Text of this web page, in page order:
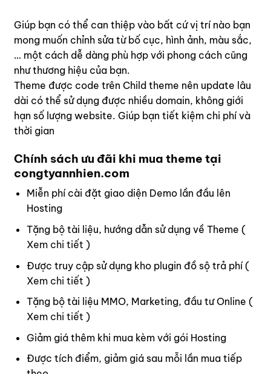
Giúp bạn có thể can thiệp vào bất cứ vị trí nào bạn
mong muốn chỉnh sửa từ bố cục, hình ảnh, màu sắc,
… một cách dễ dàng phù hợp với phong cách cũng
như thương hiệu của bạn.
Theme được code trên Child theme nên update lâu
dài có thể sử dụng được nhiều domain, không giới
hạn số lượng website. Giúp bạn tiết kiệm chi phí và
thời gian
Chính sách ưu đãi khi mua theme tại
congtyannhien.com
Miễn phí cài đặt giao diện Demo lần đầu lên
Hosting
Tặng bộ tài liệu, hướng dẫn sử dụng về Theme (
Xem chi tiết )
Được truy cập sử dụng kho plugin đồ sộ trả phí (
Xem chi tiết )
Tặng bộ tài liệu MMO, Marketing, đầu tư Online (
Xem chi tiết )
Giảm giá thêm khi mua kèm với gói Hosting
Được tích điểm, giảm giá sau mỗi lần mua tiếp